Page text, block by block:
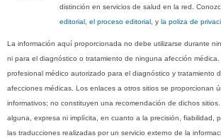
distinción en servicios de salud en la red.
editorial, el proceso editorial , yla poliza de
La información aquí proporcionada no debe utilizarse durante
ni para el diagnóstico o tratamiento de ninguna afección
profesional médico autorizado para el diagnóstico y tratamiento
afecciones médicas. Los enlaces a otros sitios se proporcionan
informativos; no constituyen una recomendación de dichos
alguna, expresa ni implícita, en cuanto a la precisión, fiabilidad,
las traducciones realizadas por un servicio externo de la